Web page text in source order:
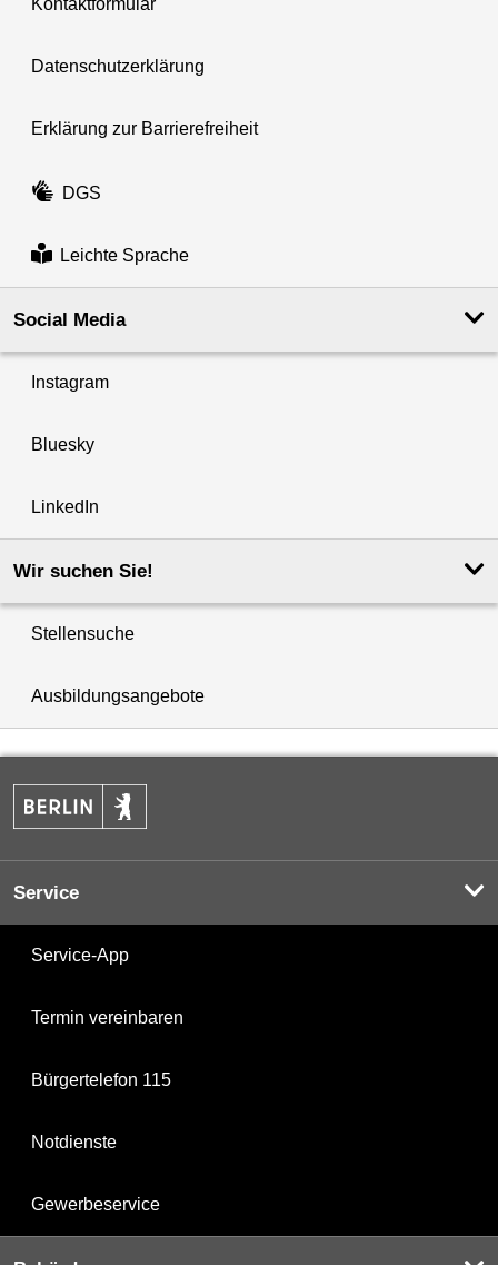
Kontaktformular
Datenschutzerklärung
Erklärung zur Barrierefreiheit
DGS
Leichte Sprache
Social Media
Instagram
Bluesky
LinkedIn
Wir suchen Sie!
Stellensuche
Ausbildungsangebote
Service
Service-App
Termin vereinbaren
Bürgertelefon 115
Notdienste
Gewerbeservice